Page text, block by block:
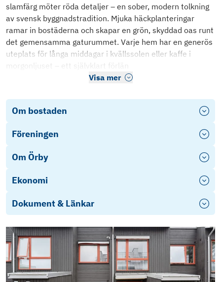
slamfärg möter röda detaljer – en sober, modern tolkning
av svensk byggnadstradition. Mjuka häckplanteringar
ramar in bostäderna och skapar en grön, skyddad oas runt
det gemensamma gaturummet. Varje hem har en generös
uteplats för långa middagar i kvällssolen eller kaffe i
morgonljuset – ett självklart förlän
Visa mer
Om bostaden
Föreningen
Om Örby
Ekonomi
Dokument & Länkar